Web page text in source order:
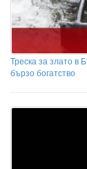
Треска за злато в
бързо богатство